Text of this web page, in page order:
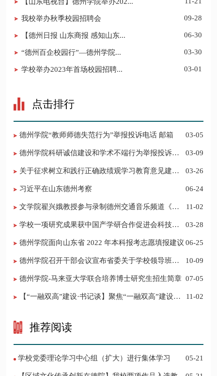
我校举办秋季校园招聘会 09-28
【德州日报 山东商报 感知山东... 06-30
“德州百企校园行”—德州学院... 03-30
​学校举办2023年首场校园招聘... 03-01
点击排行
德州学院“教师师德失范行为”举报投诉电话 邮箱 03-05
德州学院科研诚信建设和学术不端行为举报投诉电
03-09
03-26
习近平在山东德州考察 06-24
​文学院翟兴娥教授参与录制德州交通音乐频道《科
11-02
学校一项研究成果获中国产学研合作促进会科技创
03-28
德州学院面向山东省 2022 年本科报考志愿填报建议 06-25
​德州学院召开干部会议宣布省委关于学校领导班子
10-09
德州学院-马来亚大学联合培养博士研究生招生简章 07-05
11-02
推荐阅读
学校党委理论学习中心组（扩大）进行集体学习 05-21